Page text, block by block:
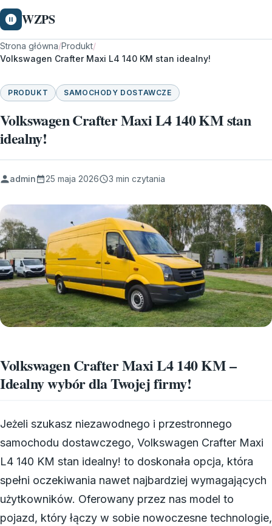
WZPS
Strona główna/Produkt/
Volkswagen Crafter Maxi L4 140 KM stan idealny!
PRODUKT SAMOCHODY DOSTAWCZE
Volkswagen Crafter Maxi L4 140 KM stan
idealny!
admin 25 maja 2026 3 min czytania
Volkswagen Crafter Maxi L4 140 KM –
Idealny wybór dla Twojej firmy!
Jeżeli szukasz niezawodnego i przestronnego
samochodu dostawczego, Volkswagen Crafter Maxi
L4 140 KM stan idealny! to doskonała opcja, która
spełni oczekiwania nawet najbardziej wymagających
użytkowników. Oferowany przez nas model to
pojazd, który łączy w sobie nowoczesne technologie,